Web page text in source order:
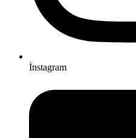
İnstagram